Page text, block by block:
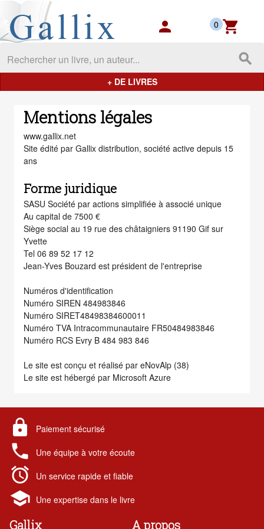
Gallix - les mondes du livres
person shopping_cart
0
search
+ DE LIVRES
Mentions légales
www.gallix.net
Site édité par Gallix distribution, société active depuis 15
ans
Forme juridique
SASU Société par actions simplifiée à associé unique
Au capital de 7500 €
Siège social au 19 rue des châtaigniers 91190 Gif sur
Yvette
Tel 06 89 52 17 12
Jean-Yves Bouzard est président de l'entreprise
Numéros d'identification
Numéro SIREN 484983846
Numéro SIRET48498384600011
Numéro TVA Intracommunautaire FR50484983846
Numéro RCS Evry B 484 983 846
Le site est conçu et réalisé par eNovAlp (38)
Le site est hébergé par Microsoft Azure
lock Paiement sécurisé
local_phone Une équipe à votre écoute
alarm Un service rapide et fiable
school Une expertise dans le livre
Gallix A propos